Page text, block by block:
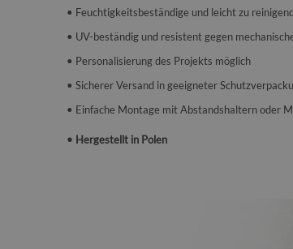
• Feuchtigkeitsbeständige und leicht zu
• UV-beständig und resistent gegen
• Personalisierung des Projekts möglich
• Sicherer Versand in geeigneter
• Einfache Montage mit Abstandshaltern oder
• Hergestellt in Polen